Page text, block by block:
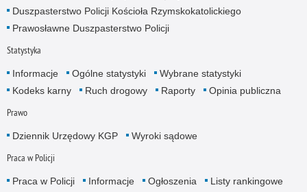
Duszpasterstwo Policji Kościoła Rzymskokatolickiego
Prawosławne Duszpasterstwo Policji
Statystyka
Informacje Ogólne statystyki
Wybrane statystyki
Kodeks karny
Ruch drogowy Raporty Opinia publiczna
Prawo
Dziennik Urzędowy KGP Wyroki sądowe
Praca w Policji
Praca w Policji Informacje Ogłoszenia
Listy rankingowe